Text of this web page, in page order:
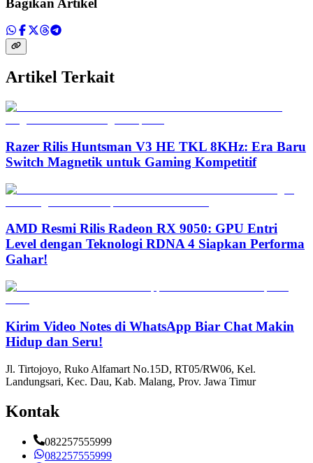
Bagikan Artikel
Artikel Terkait
Razer Rilis Huntsman V3 HE TKL 8KHz: Era Baru
Switch Magnetik untuk Gaming Kompetitif
AMD Resmi Rilis Radeon RX 9050: GPU Entri
Level dengan Teknologi RDNA 4 Siapkan Performa
Gahar!
Kirim Video Notes di WhatsApp Biar Chat Makin
Hidup dan Seru!
Jl. Tirtojoyo, Ruko Alfamart No.15D, RT05/RW06, Kel.
Landungsari, Kec. Dau, Kab. Malang, Prov. Jawa Timur
Kontak
082257555999
082257555999